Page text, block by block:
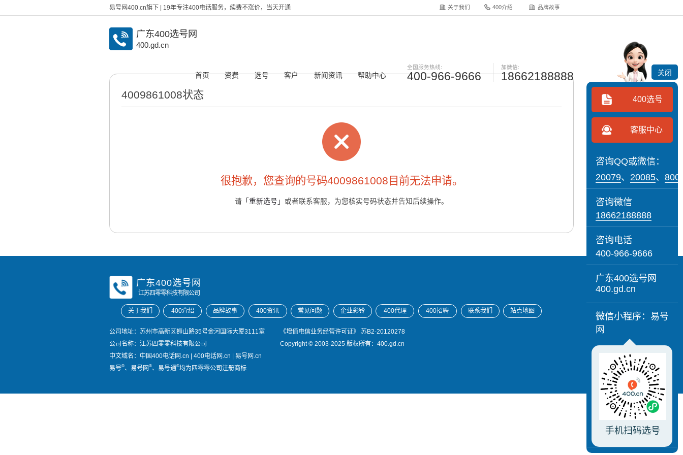
易号网400.cn旗下 | 19年专注400电话服务，续费不涨价，当天开通 关于我们 400介绍 品牌故事
广东400选号网
400.gd.cn
首页 资费 选号 客户 新闻资讯 帮助中心
全国服务热线:
400-966-9666
加微信:
18662188888
4009861008状态
很抱歉，您查询的号码4009861008目前无法申请。
请 「重新选号」 或者联系客服，为您核实号码状态并告知后续操作。
广东400选号网
江苏四零零科技有限公司
关于我们 400介绍 品牌故事 400资讯 常见问题 企业彩铃 400代理 400招聘 联系我们 站点地图
公司地址：苏州市高新区狮山路35号金河国际大厦3111室
公司名称：江苏四零零科技有限公司
中文域名： 中国400电话网.cn |400电话网.cn |易号网.cn
易号®、易号网®、易号通®均为四零零公司注册商标
《增值电信业务经营许可证》
苏B2-20120278
Copyright © 2003-2025 版权所有：400.gd.cn
关闭
400选号
客服中心
咨询QQ或微信：
20079、 20085、
咨询微信
18662188888
咨询电话
400-966-9666
广东400选号网
400.gd.cn
微信小程序：易号
网
手机扫码选号